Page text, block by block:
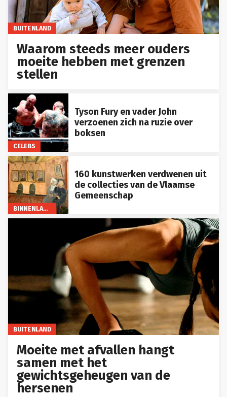
BUITENLAND
Waarom steeds meer ouders
moeite hebben met grenzen
stellen
CELEBS
Tyson Fury en vader John
verzoenen zich na ruzie over
boksen
BINNENLAND
160 kunstwerken verdwenen uit
de collecties van de Vlaamse
Gemeenschap
BUITENLAND
Moeite met afvallen hangt
samen met het
gewichtsgeheugen van de
hersenen